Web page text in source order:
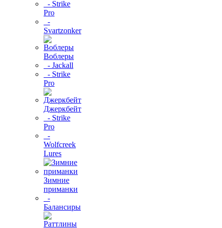
- Strike
Pro
-
Svartzonker
Воблеры
- Jackall
- Strike
Pro
Джеркбейт
- Strike
Pro
-
Wolfcreek
Lures
Зимние
приманки
-
Балансиры